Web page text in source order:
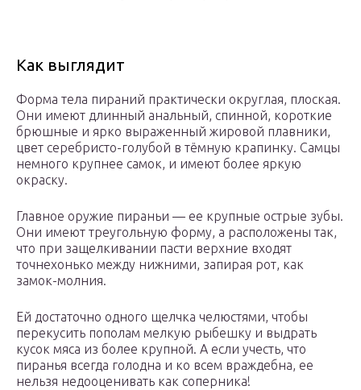
Как выглядит
Форма тела пираний практически округлая, плоская.
Они имеют длинный анальный, спинной, короткие
брюшные и ярко выраженный жировой плавники,
цвет серебристо-голубой в тёмную крапинку. Самцы
немного крупнее самок, и имеют более яркую
окраску.
Главное оружие пираньи — ее крупные острые зубы.
Они имеют треугольную форму, а расположены так,
что при защелкивании пасти верхние входят
точнехонько между нижними, запирая рот, как
замок-молния.
Ей достаточно одного щелчка челюстями, чтобы
перекусить пополам мелкую рыбешку и выдрать
кусок мяса из более крупной. А если учесть, что
пиранья всегда голодна и ко всем враждебна, ее
нельзя недооценивать как соперника!